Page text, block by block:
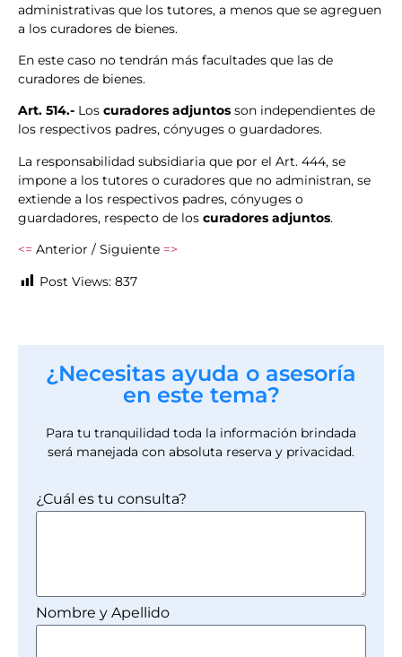
administrativas que los tutores, a menos que se agreguen
a los curadores de bienes.
En este caso no tendrán más facultades que las de
curadores de bienes.
Art. 514.- Los curadores adjuntos son independientes de
los respectivos padres, cónyuges o guardadores.
La responsabilidad subsidiaria que por el Art. 444, se
impone a los tutores o curadores que no administran, se
extiende a los respectivos padres, cónyuges o
guardadores, respecto de los curadores adjuntos.
<= Anterior / Siguiente =>
Post Views: 837
¿Necesitas ayuda o asesoría
en este tema?
Para tu tranquilidad toda la información brindada
será manejada con absoluta reserva y privacidad.
¿Cuál es tu consulta?
Nombre y Apellido